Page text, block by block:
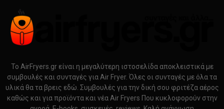
Το AirFryers.gr είναι η μεγαλύτερη ιστοσελίδα αποκλειστικά με
συμβουλές και συνταγές για Air Fryer. Όλες οι συνταγές με όλα τα
υλικά θα τα βρεις εδώ. Συμβουλές για την δική σου φριτέζα αέρος
καθώς και για προϊόντα και νέα Air Fryers Που κυκλοφορούν στην